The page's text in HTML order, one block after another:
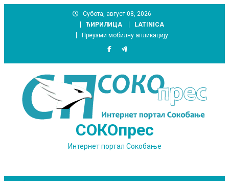
Субота, август 08, 2026
ЋИРИЛИЦА
LATINICA
Преузми мобилну апликацију
СОКОпрес
Интернет портал Сокобање